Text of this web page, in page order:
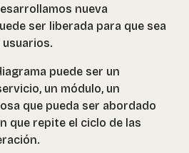
nueva
ser liberada para que sea
puede ser un
un módulo, un
que pueda ser abordado
que repite el ciclo de las